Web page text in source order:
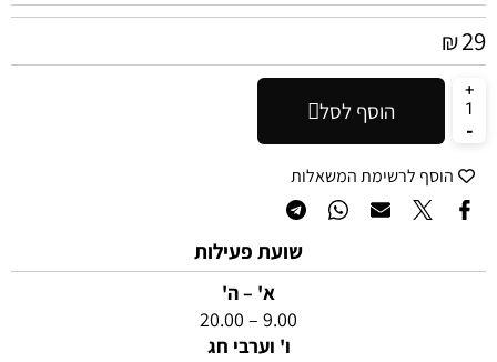
₪29
הוסף לסל
הוסף לרשימת המשאלות
שועת פעילות
א' – ה'
9.00 – 20.00
ו' וערבי חג